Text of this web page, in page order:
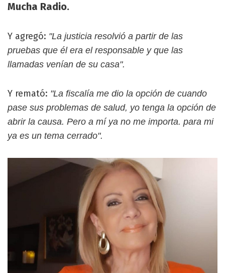
Mucha Radio.
Y agregó: "La justicia resolvió a partir de las
pruebas que él era el responsable y que las
llamadas venían de su casa".
Y remató: "La fiscalía me dio la opción de cuando
pase sus problemas de salud, yo tenga la opción de
abrir la causa. Pero a mí ya no me importa. para mi
ya es un tema cerrado".